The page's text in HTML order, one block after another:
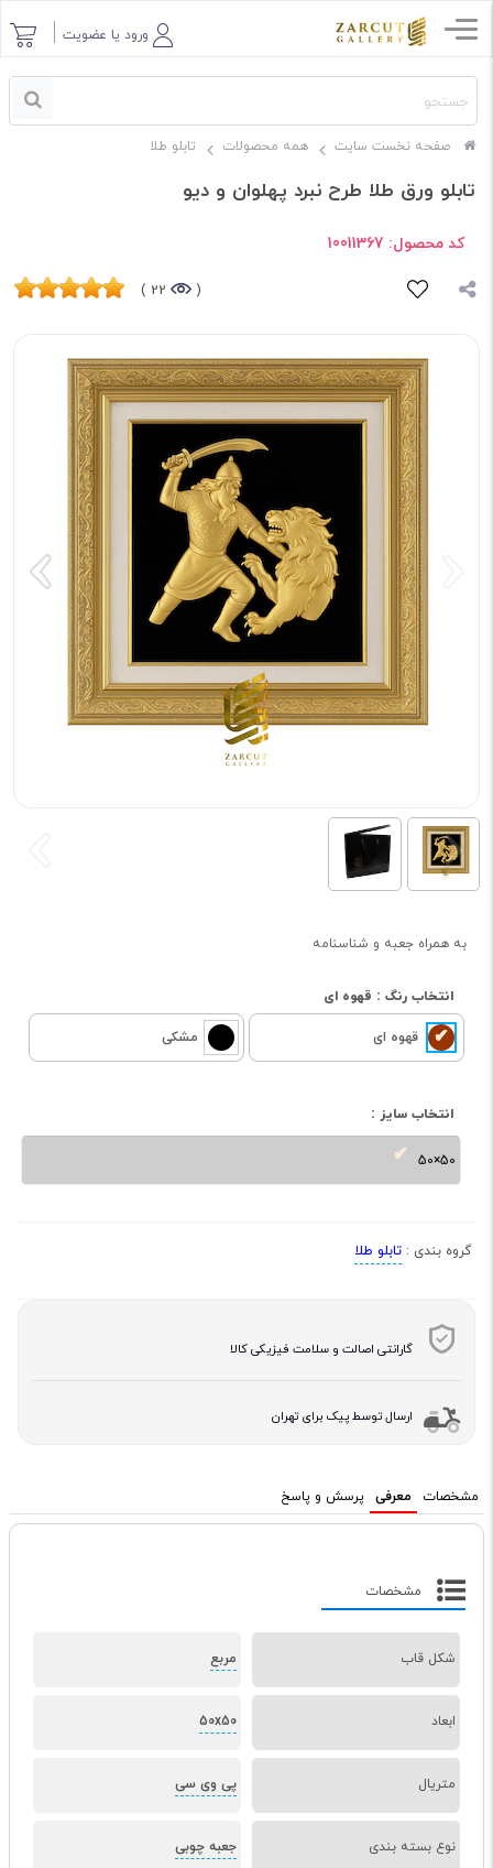
ورود یا عضویت
صفحه نخست سایت همه محصولات تابلو طلا
تابلو ورق طلا طرح نبرد پهلوان و دیو
کد محصول: 10011367
(
22 )
به همراه جعبه و شناسنامه
انتخاب رنگ : قهوه ای
قهوه ای مشکی
انتخاب سایز :
50×50
گروه بندی : تابلو طلا
گارانتی اصالت و سلامت فیزیکی کالا
ارسال توسط پیک برای تهران
مشخصات معرفی پرسش و پاسخ
مشخصات
شکل قاب مربع
ابعاد 50x50
متریال پی وی سی
نوع بسته بندی جعبه چوبی